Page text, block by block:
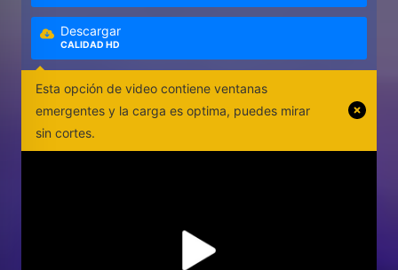
Descargar
CALIDAD HD
Esta opción de video contiene ventanas
emergentes y la carga es optima, puedes mirar
sin cortes.